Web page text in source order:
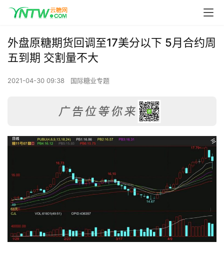
外盘原糖期货回调至17美分以下 5月合约周
五到期 交割量不大
2021-04-30 09:38 国际糖业专题